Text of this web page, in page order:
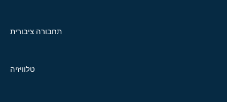
תחבורה ציבורית
טלוויזיה